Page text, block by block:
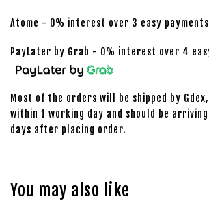
Atome - 0% interest over 3 easy payments
PayLater by Grab - 0% interest over 4
Most of the orders will be shipped by
within 1 working day and should be
days after placing order.
You may also like